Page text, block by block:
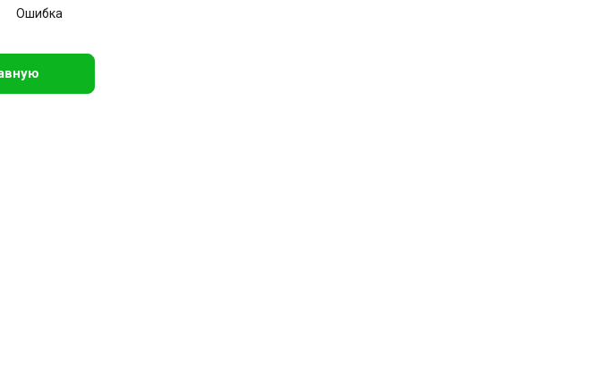
Ошибка